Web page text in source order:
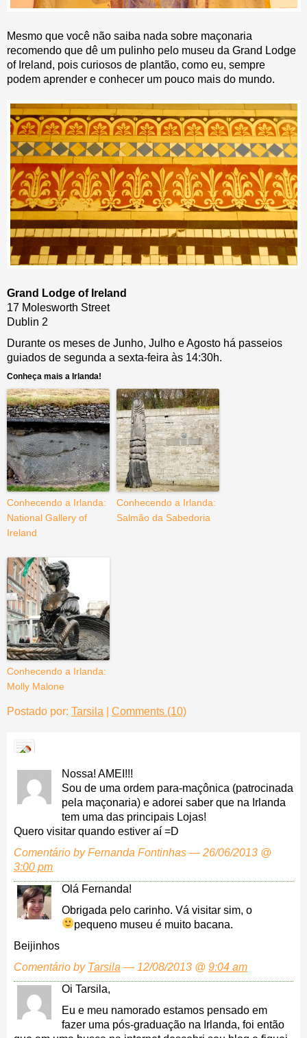
Mesmo que você não saiba nada sobre maçonaria
recomendo que dê um pulinho pelo museu da Grand Lodge
of Ireland, pois curiosos de plantão, como eu, sempre
podem aprender e conhecer um pouco mais do mundo.
Grand Lodge of Ireland
17 Molesworth Street
Dublin 2
Durante os meses de Junho, Julho e Agosto há passeios
guiados de segunda a sexta-feira às 14:30h.
Conheça mais a Irlanda!
Conhecendo a Irlanda:
National Gallery of
Ireland
Conhecendo a Irlanda:
Salmão da Sabedoria
Conhecendo a Irlanda:
Molly Malone
Postado por: Tarsila Comments (10)
Nossa! AMEI!!!
Sou de uma ordem para-maçônica (patrocinada
pela maçonaria) e adorei saber que na Irlanda
tem uma das principais Lojas!
Quero visitar quando estiver aí =D
Comentário by Fernanda Fontinhas — 26/06/2013 @
3:00 pm
Olá Fernanda!
Obrigada pelo carinho. Vá visitar sim, o
pequeno museu é muito bacana.
Beijinhos
Comentário by Tarsila — 12/08/2013 @ 9:04 am
Oi Tarsila,
Eu e meu namorado estamos pensado em
fazer uma pós-graduação na Irlanda, foi então